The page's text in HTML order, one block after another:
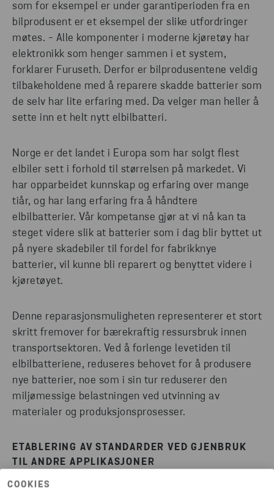
COOKIES
som for eksempel er under garantiperioden fra en
bilprodusent er et eksempel der slike utfordringer
møtes. - Alle komponenter i moderne kjøretøy har
elektronikk som henger sammen i et system,
forklarer Furuseth. Derfor er bilprodusentene veldig
tilbakeholdene med å reparere skadde batterier som
de selv har lite erfaring med. Da velger man heller å
sette inn et helt nytt elbilbatteri.
Norge er det landet i Europa som har solgt flest
elbiler sett i forhold til størrelsen på markedet. Vi
har opparbeidet kunnskap og erfaring over mange
tiår, og har lang erfaring fra å håndtere
elbilbatterier. Vår kompetanse gjør at vi nå kan ta
steget videre slik at batterier som i dag blir byttet ut
på nyere skadebiler til fordel for fabrikknye
batterier, vil kunne bli reparert og benyttet videre i
kjøretøyet.
Denne reparasjonsmuligheten representerer et stort
skritt fremover for bærekraftig ressursbruk innen
transportsektoren. Ved å forlenge levetiden til
elbilbatteriene, reduseres behovet for å produsere
nye batterier, noe som i sin tur reduserer den
miljømessige belastningen ved utvinning av
materialer og produksjonsprosesser.
ETABLERING AV STANDARDER VED GJENBRUK
TIL ANDRE APPLIKASJONER